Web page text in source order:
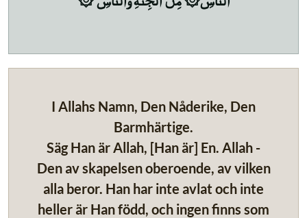
I Allahs Namn, Den Nåderike, Den
Barmhärtige.
Säg Han är Allah, [Han är] En. Allah -
Den av skapelsen oberoende, av vilken
alla beror. Han har inte avlat och inte
heller är Han född, och ingen finns som